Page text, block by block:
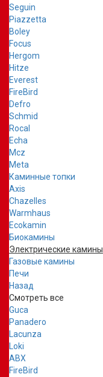
Seguin
Piazzetta
Boley
Focus
Hergom
Hitze
Everest
FireBird
Defro
Schmid
Rocal
Echa
Mcz
Meta
Каминные топки
Axis
Chazelles
Warmhaus
Ecokamin
Биокамины
Электрические камины
Газовые камины
Печи
Назад
Смотреть все
Guca
Panadero
Lacunza
Loki
ABX
FireBird